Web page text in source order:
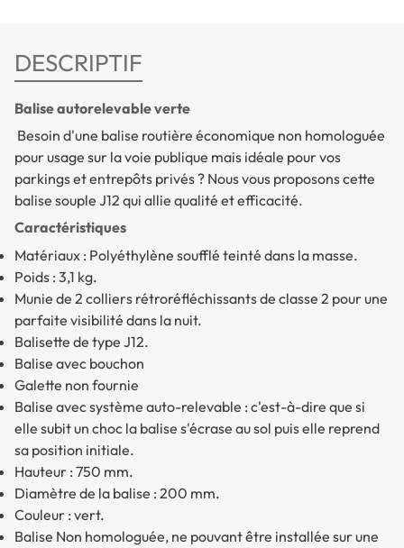
DESCRIPTIF
Balise autorelevable verte
Besoin d'une balise routière économique non homologuée
pour usage sur la voie publique mais idéale pour vos
parkings et entrepôts privés ? Nous vous proposons cette
balise souple J12 qui allie qualité et efficacité.
Caractéristiques
Matériaux : Polyéthylène soufflé teinté dans la masse.
Poids : 3,1 kg.
Munie de 2 colliers rétroréfléchissants de classe 2 pour une
parfaite visibilité dans la nuit.
Balisette de type J12.
Balise avec bouchon
Galette non fournie
Balise avec système auto-relevable : c'est-à-dire que si
elle subit un choc la balise s'écrase au sol puis elle reprend
sa position initiale.
Hauteur : 750 mm.
Diamètre de la balise : 200 mm.
Couleur : vert.
Balise Non homologuée, ne pouvant être installée sur une